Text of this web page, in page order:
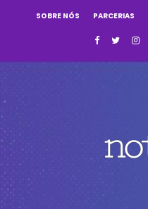
SOBRE NÓS PARCERIAS